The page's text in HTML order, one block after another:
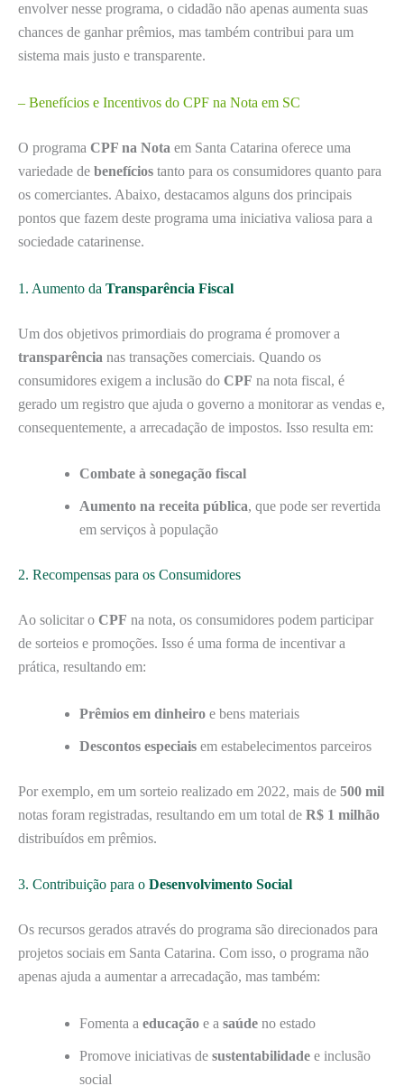
envolver nesse programa, o cidadão não apenas aumenta suas
chances de ganhar prêmios, mas também contribui para um
sistema mais justo e transparente.
– Benefícios e Incentivos do CPF na Nota em SC
O programa CPF na Nota em Santa Catarina oferece uma
variedade de benefícios tanto para os consumidores quanto para
os comerciantes. Abaixo, destacamos alguns dos principais
pontos que fazem deste programa uma iniciativa valiosa para a
sociedade catarinense.
1. Aumento da Transparência Fiscal
Um dos objetivos primordiais do programa é promover a
transparência nas transações comerciais. Quando os
consumidores exigem a inclusão do CPF na nota fiscal, é
gerado um registro que ajuda o governo a monitorar as vendas e,
consequentemente, a arrecadação de impostos. Isso resulta em:
Combate à sonegação fiscal
Aumento na receita pública, que pode ser revertida
em serviços à população
2. Recompensas para os Consumidores
Ao solicitar o CPF na nota, os consumidores podem participar
de sorteios e promoções. Isso é uma forma de incentivar a
prática, resultando em:
Prêmios em dinheiro e bens materiais
Descontos especiais em estabelecimentos parceiros
Por exemplo, em um sorteio realizado em 2022, mais de 500 mil
notas foram registradas, resultando em um total de R$ 1 milhão
distribuídos em prêmios.
3. Contribuição para o Desenvolvimento Social
Os recursos gerados através do programa são direcionados para
projetos sociais em Santa Catarina. Com isso, o programa não
apenas ajuda a aumentar a arrecadação, mas também:
Fomenta a educação e a saúde no estado
Promove iniciativas de sustentabilidade e inclusão
social